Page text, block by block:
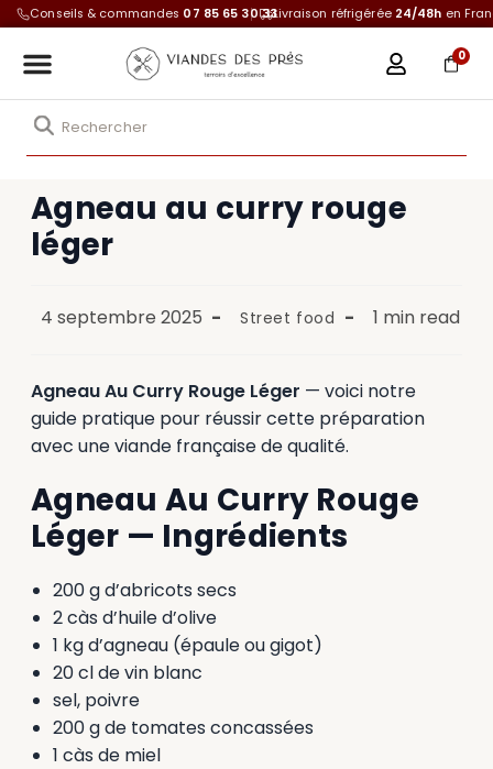
Conseils & commandes 07 85 65 30 33Livraison réfrigérée 24/48h en
0
Agneau au curry rouge
léger
4 septembre 2025 Street food 1 min read
Agneau Au Curry Rouge Léger — voici notre
guide pratique pour réussir cette préparation
avec une viande française de qualité.
Agneau Au Curry Rouge
Léger — Ingrédients
200 g d’abricots secs
2 càs d’huile d’olive
1 kg d’agneau (épaule ou gigot)
20 cl de vin blanc
sel, poivre
200 g de tomates concassées
1 càs de miel